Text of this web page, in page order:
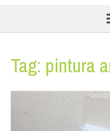
Tag: pintura